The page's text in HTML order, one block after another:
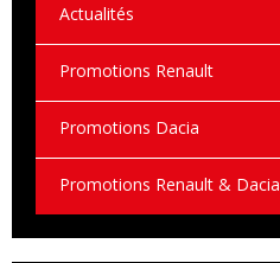
Actualités
Promotions Renault
Promotions Dacia
Promotions Renault & Dacia